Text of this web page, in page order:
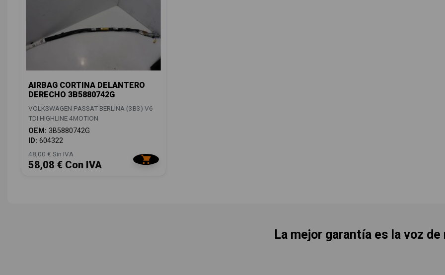
AIRBAG CORTINA DELANTERO
DERECHO 3B5880742G
VOLKSWAGEN PASSAT BERLINA (3B3) V6
TDI HIGHLINE 4MOTION
OEM: 3B5880742G
ID: 604322
48,00 € Sin IVA
58,08 € Con IVA
La mejor garantía es la voz